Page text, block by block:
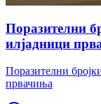
Поразителни
илјадници
Поразителни
првачиња